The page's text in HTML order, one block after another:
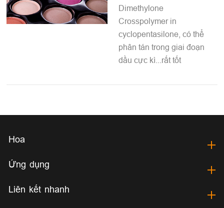
Dimethylone
Crosspolymer in
cyclopentasilone, có thể
phân tán trong giai đoạn
dầu cực kì...rất tốt
Hoa
Ứng dụng
Liên kết nhanh